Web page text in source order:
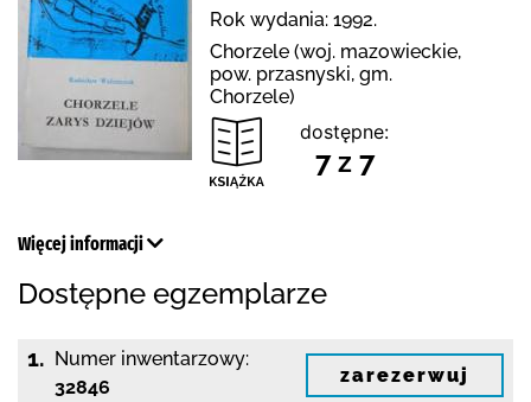
Rok wydania: 1992.
Chorzele (woj. mazowieckie,
pow. przasnyski, gm.
Chorzele)
dostępne:
7 z 7
Więcej informacji
Dostępne egzemplarze
1. Numer inwentarzowy:
32846
zarezerwuj